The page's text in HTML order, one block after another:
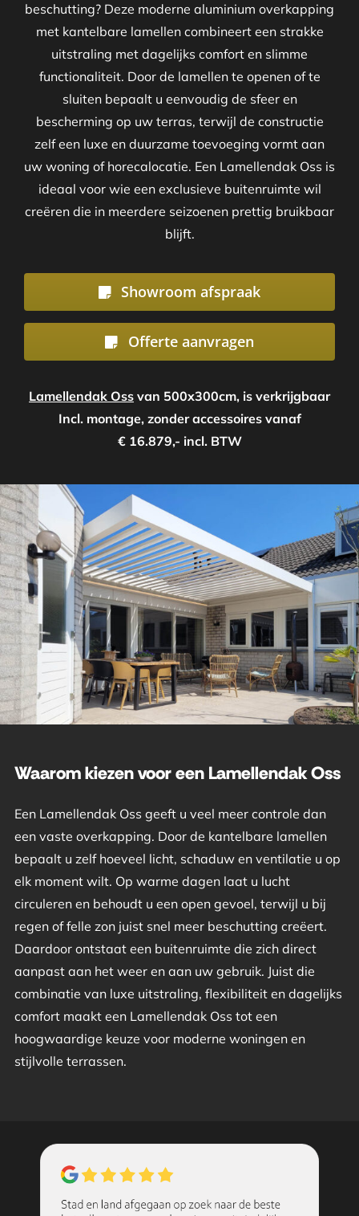
beschutting? Deze moderne aluminium overkapping
met kantelbare lamellen combineert een strakke
uitstraling met dagelijks comfort en slimme
functionaliteit. Door de lamellen te openen of te
sluiten bepaalt u eenvoudig de sfeer en
bescherming op uw terras, terwijl de constructie
zelf een luxe en duurzame toevoeging vormt aan
uw woning of horecalocatie. Een Lamellendak Oss is
ideaal voor wie een exclusieve buitenruimte wil
creëren die in meerdere seizoenen prettig bruikbaar
blijft.
Showroom afspraak
Offerte aanvragen
Lamellendak Oss van 500x300cm, is verkrijgbaar
Incl. montage, zonder accessoires vanaf
€ 16.879,- incl. BTW
Waarom kiezen voor een Lamellendak Oss
Een Lamellendak Oss geeft u veel meer controle dan
een vaste overkapping. Door de kantelbare lamellen
bepaalt u zelf hoeveel licht, schaduw en ventilatie u op
elk moment wilt. Op warme dagen laat u lucht
circuleren en behoudt u een open gevoel, terwijl u bij
regen of felle zon juist snel meer beschutting creëert.
Daardoor ontstaat een buitenruimte die zich direct
aanpast aan het weer en aan uw gebruik. Juist die
combinatie van luxe uitstraling, flexibiliteit en dagelijks
comfort maakt een Lamellendak Oss tot een
hoogwaardige keuze voor moderne woningen en
stijlvolle terrassen.